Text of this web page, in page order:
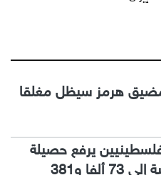
هرمز سيظل مغلقا
مقتل 4 فلسطينيين يرفع حصيلة
و381